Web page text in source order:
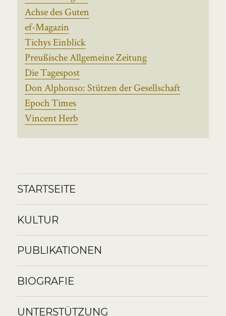
Achse des Guten
ef-Magazin
Tichys Einblick
Preußische Allgemeine Zeitung
Die Tagespost
Don Alphonso: Stützen der Gesellschaft
Epoch Times
Vincent Herb
STARTSEITE
KULTUR
PUBLIKATIONEN
BIOGRAFIE
UNTERSTÜTZUNG